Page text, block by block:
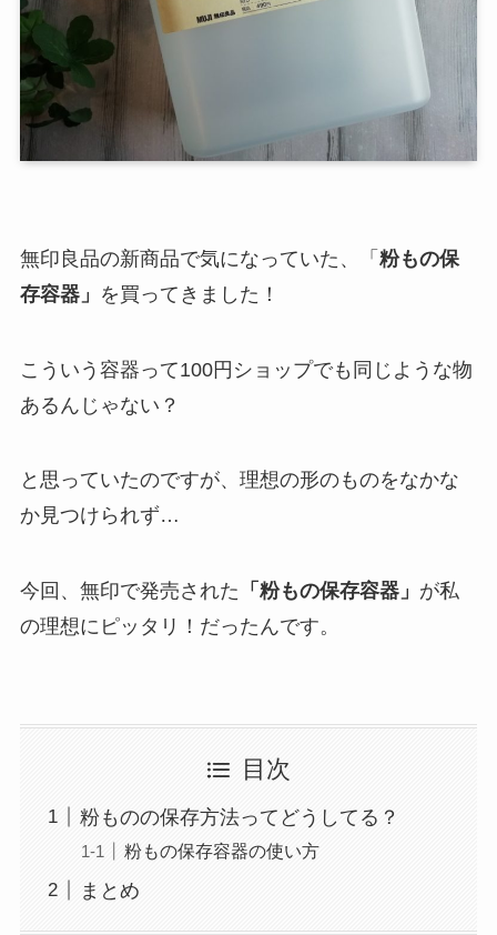
無印良品の新商品で気になっていた、「 粉もの保
存容器」 を買ってきました！
こういう容器って100円ショップでも同じような物
あるんじゃない？
と思っていたのですが、理想の形のものをなかな
か見つけられず…
今回、無印で発売された 「粉もの保存容器」 が私
の理想にピッタリ！だったんです。
目次
粉ものの保存方法ってどうしてる？
粉もの保存容器の使い方
まとめ